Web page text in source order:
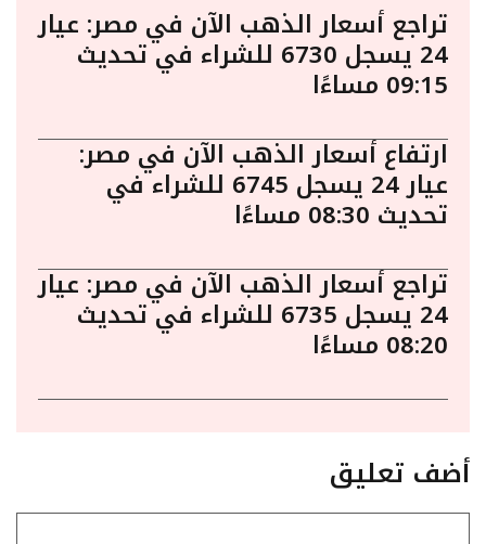
تراجع أسعار الذهب الآن في مصر: عيار
24 يسجل 6730 للشراء في تحديث
09:15 مساءًا
ارتفاع أسعار الذهب الآن في مصر:
عيار 24 يسجل 6745 للشراء في
تحديث 08:30 مساءًا
تراجع أسعار الذهب الآن في مصر: عيار
24 يسجل 6735 للشراء في تحديث
08:20 مساءًا
أضف تعليق